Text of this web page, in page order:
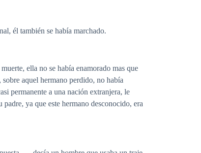
él también se había marchado.
ella no se había enamorado mas que
aquel hermano perdido, no había
permanente a una nación extranjera, le
ya que este hermano desconocido, era